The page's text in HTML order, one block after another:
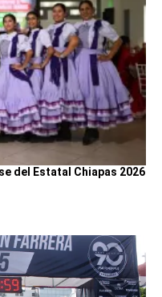
del Estatal Chiapas 2026